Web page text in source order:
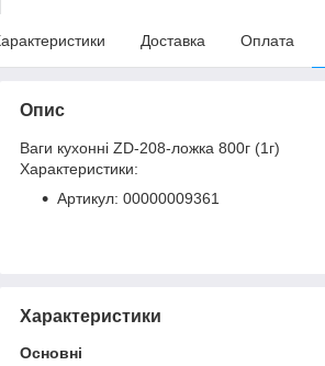
Доставка Оплата
Опис
Ваги кухонні ZD-208-ложка 800г (1г)
Характеристики:
Артикул: 00000009361
Характеристики
Основні